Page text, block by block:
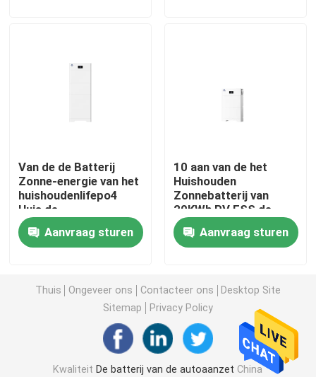
Batterij van de lood de zure vrije tijd
Batterij van de lood de zure tractie
Lood Zure Marine Battery
Het woonsysteem van de Energieopslag
Van de de Batterij
Zonne-energie van het
huishoudenlifepo4
Huis de
Opslagsysteem
10KWh aan 20KWh
IP65
Aanvraag sturen
10 aan van de het
Huishouden
Zonnebatterij van
20KWh PV ESS de
Opslag
Reservevoeding
Aanvraag sturen
Thuis Ongeveer ons Contacteer ons
Desktop Site
Sitemap
Privacy Policy
Kwaliteit De batterij van de autoaanzet China